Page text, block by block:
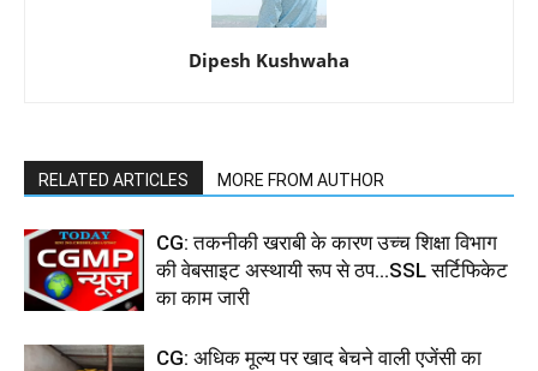
Dipesh Kushwaha
RELATED ARTICLES MORE FROM AUTHOR
CG: तकनीकी खराबी के कारण उच्च शिक्षा विभाग
की वेबसाइट अस्थायी रूप से ठप...SSL सर्टिफिकेट
का काम जारी
CG: अधिक मूल्य पर खाद बेचने वाली एजेंसी का